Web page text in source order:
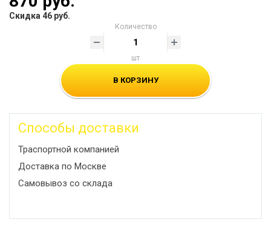
Скидка 46 руб.
Количество
шт
В КОРЗИНУ
Способы доставки
Траспортной компанией
Доставка по Москве
Самовывоз со склада